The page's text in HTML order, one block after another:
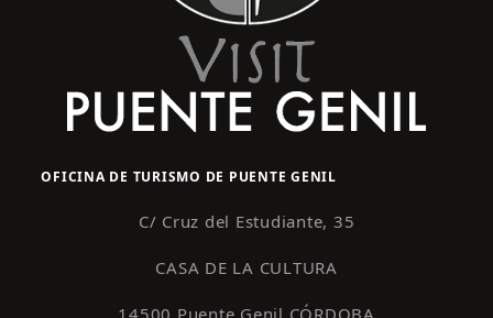
OFICINA DE TURISMO DE PUENTE GENIL
C/ Cruz del Estudiante, 35
CASA DE LA CULTURA
14500 Puente Genil CÓRDOBA